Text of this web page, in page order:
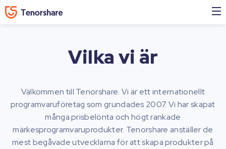
Vilka vi är
Välkommen till Tenorshare. Vi är ett internationellt
programvaruföretag som grundades 2007. Vi har skapat
många prisbelönta och högt rankade
märkesprogramvaruprodukter. Tenorshare anställer de
mest begåvade utvecklarna för att skapa produkter på